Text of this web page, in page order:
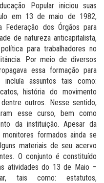
Popular iniciou suas
em 13 de maio de 1982,
dos Órgãos para
de natureza anticapitalista,
para trabalhadores no
Por meio de diversos
essa formação para
assuntos tais como:
história do movimento
outros. Nesse sentido,
esse curso, bem como
da instituição. Apesar da
formados ainda se
materiais de seu acervo
O conjunto é constituído
atividades do 13 de Maio –
tais como: estatutos,